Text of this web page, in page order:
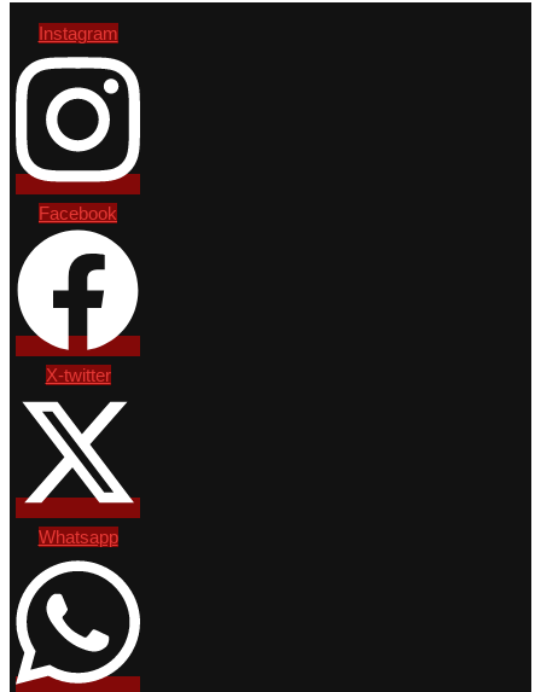
Instagram
Facebook
X-twitter
Whatsapp